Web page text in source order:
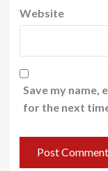
Website
Save my name,
for the next